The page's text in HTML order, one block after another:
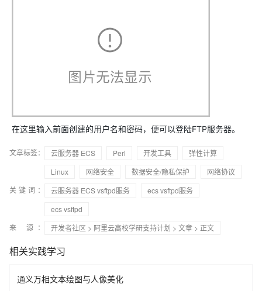
在这里输入前面创建的用户名和密码，便可以登陆FTP服务器。
文章标签： 云服务器 ECS Perl 开发工具
弹性计算
Linux
网络安全 数据安全/隐私保护
网络协议
关键词：
云服务器 ECS vsftpd服务
ecs vsftpd服务
ecs vsftpd
来 源：
开发者社区 > 阿里云高校学研支持计划 > 文章 > 正文
相关实践学习
通义万相文本绘图与人像美化